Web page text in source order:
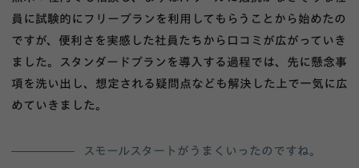
員に試験的にフリープランを利用してもらうことから始めたの
ですが、便利さを実感した社員たちから口コミが広がっていき
ました。スタンダードプランを導入する過程では、先に懸念事
項を洗い出し、想定される疑問点なども解決した上で一気に広
めていきました。
スモールスタートがうまくいったのですね。